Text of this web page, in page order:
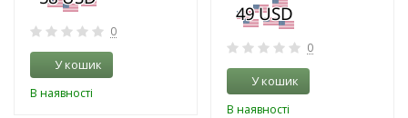
0
У кошик
В наявності
0
У кошик
В наявності